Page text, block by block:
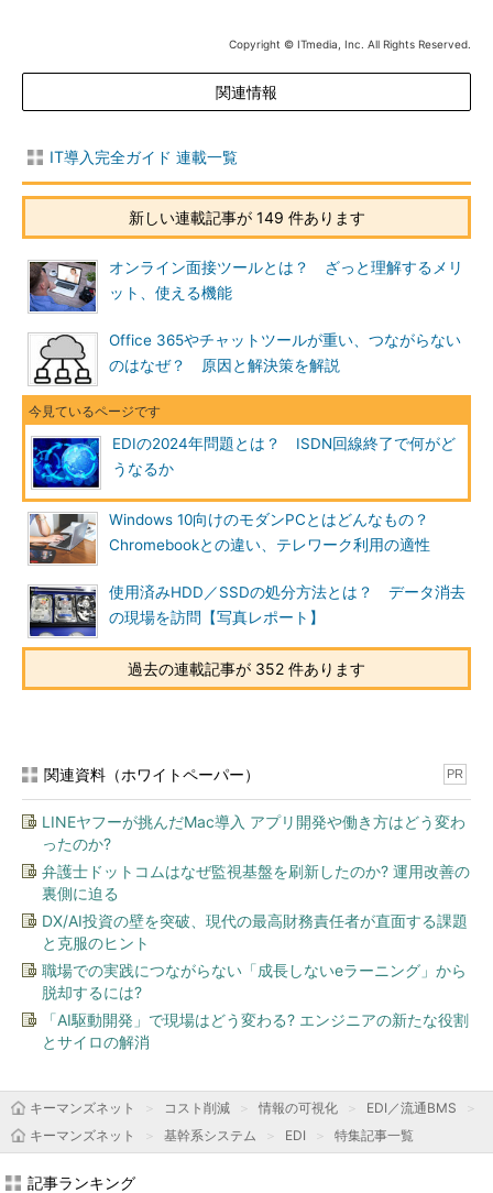
Copyright © ITmedia, Inc. All Rights Reserved.
関連情報
IT導入完全ガイド 連載一覧
新しい連載記事が 149 件あります
オンライン面接ツールとは？ ざっと理解するメリ
ット、使える機能
Office 365やチャットツールが重い、つながらない
のはなぜ？ 原因と解決策を解説
EDIの2024年問題とは？ ISDN回線終了で何がど
うなるか
Windows 10向けのモダンPCとはどんなもの？
Chromebookとの違い、テレワーク利用の適性
使用済みHDD／SSDの処分方法とは？ データ消去
の現場を訪問【写真レポート】
過去の連載記事が 352 件あります
関連資料（ホワイトペーパー） PR
LINEヤフーが挑んだMac導入 アプリ開発や働き方はどう変わ
ったのか?
弁護士ドットコムはなぜ監視基盤を刷新したのか? 運用改善の
裏側に迫る
DX/AI投資の壁を突破、現代の最高財務責任者が直面する課題
と克服のヒント
職場での実践につながらない「成長しないeラーニング」から
脱却するには?
「AI駆動開発」で現場はどう変わる? エンジニアの新たな役割
とサイロの解消
キーマンズネット コスト削減 情報の可視化 EDI／流通BMS
キーマンズネット
基幹系システム EDI 特集記事一覧
記事ランキング